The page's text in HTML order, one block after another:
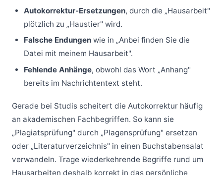
Autokorrektur-Ersetzungen, durch die „Hausarbeit"
plötzlich zu „Haustier" wird.
Falsche Endungen wie in „Anbei finden Sie die
Datei mit meinem Hausarbeit".
Fehlende Anhänge, obwohl das Wort „Anhang"
bereits im Nachrichtentext steht.
Gerade bei Studis scheitert die Autokorrektur häufig
an akademischen Fachbegriffen. So kann sie
„Plagiatsprüfung" durch „Plagensprüfung" ersetzen
oder „Literaturverzeichnis" in einen Buchstabensalat
verwandeln. Trage wiederkehrende Begriffe rund um
Hausarbeiten deshalb korrekt in das persönliche